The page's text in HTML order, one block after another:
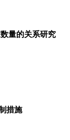
量的关系研究
措施